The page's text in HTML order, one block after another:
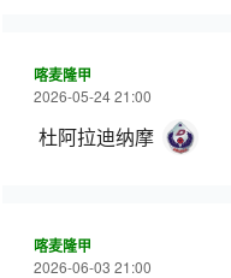
喀麦隆甲
2026-05-24 21:00
杜阿拉迪纳摩
喀麦隆甲
2026-06-03 21:00